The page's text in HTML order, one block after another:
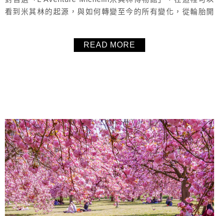
看到米其林的起源，與如何轉變至今的所有變化，從輪胎開
其林博物館可以看到整個歷史發展與演變，真的太值得一
READ MORE
About